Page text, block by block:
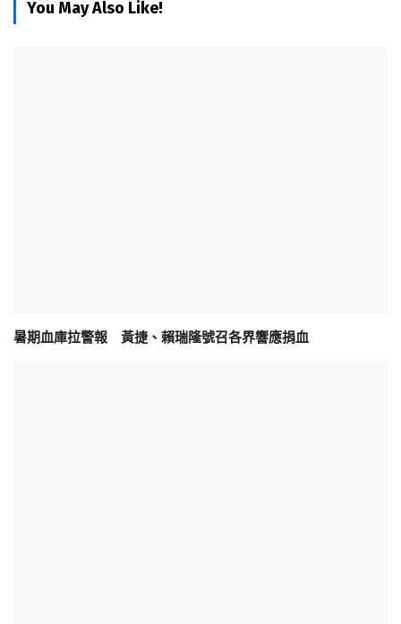
You May Also Like!
暑期血庫拉警報 黃捷、賴瑞隆號召各界響應捐血